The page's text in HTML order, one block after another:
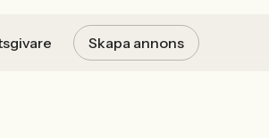
Skapa annons